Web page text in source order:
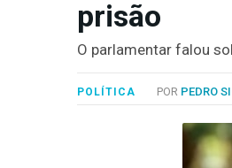
prisão
O parlamentar falou
POLÍTICA POR PEDRO